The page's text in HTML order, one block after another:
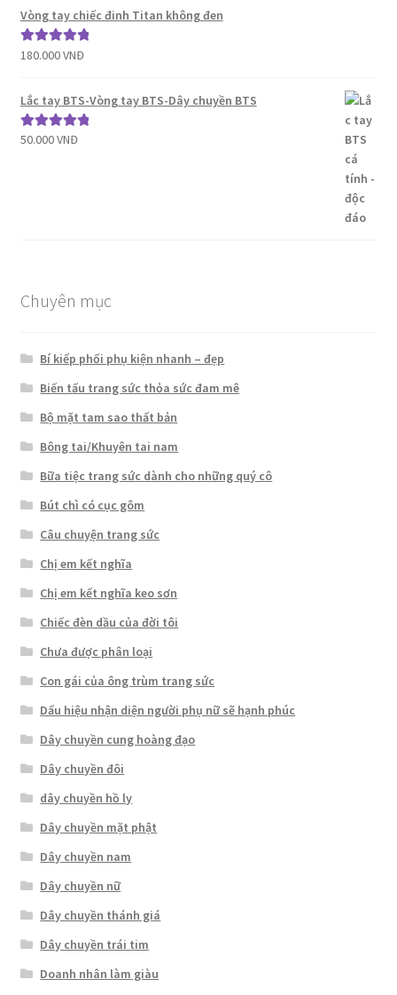
sao
Vòng tay chiếc đinh Titan không đen
Được xếp
sao
180.000VNĐ
Lắc tay BTS-Vòng tay BTS-Dây chuyền BTS
Được xếp
50.000VNĐ
Chuyên mục
Bí kiếp phối phụ kiện nhanh – đẹp
Biến tấu trang sức thỏa sức đam mê
Bộ mặt tam sao thất bản
Bông tai/Khuyên tai nam
Bữa tiệc trang sức dành cho những quý cô
Bút chì có cục gôm
Câu chuyện trang sức
Chị em kết nghĩa
Chị em kết nghĩa keo sơn
Chiếc đèn dầu của đời tôi
Chưa được phân loại
Con gái của ông trùm trang sức
Dấu hiệu nhận diện người phụ nữ sẽ hạnh phúc
Dây chuyền cung hoàng đạo
Dây chuyền đôi
dây chuyền hồ ly
Dây chuyền mặt phật
Dây chuyền nam
Dây chuyền nữ
Dây chuyền thánh giá
Dây chuyền trái tim
Doanh nhân làm giàu